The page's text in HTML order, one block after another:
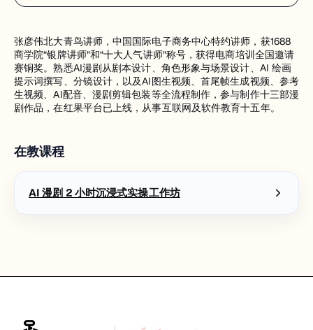
张彦伟北大青鸟讲师，中国国际电子商务中心特约讲师，获1688
商学院“银牌讲师”和“十大人气讲师”称号，获得电商培训全国邀请
赛铜奖。熟悉AI漫剧从剧本设计、角色形象与场景设计、AI 绘画
提示词撰写、分镜设计，以及AI图生视频、首尾帧生成视频、参考
生视频、AI配音、漫剧剪辑包装等全流程制作，参与制作十三部漫
剧作品，在红果平台已上线，从事互联网及软件教育十五年。
在教课程
AI 漫剧 2 小时沉浸式实操工作坊